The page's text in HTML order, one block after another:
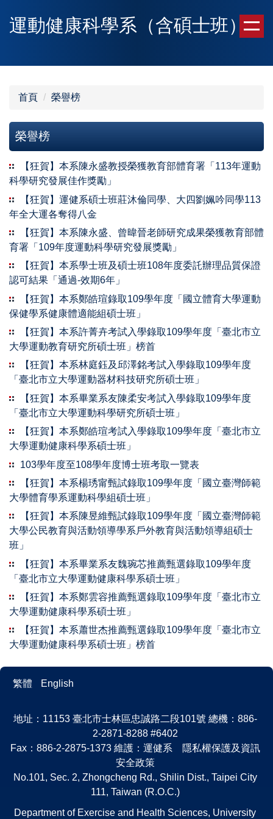
到
內
運動健康科學系（含碩士班）
首頁 榮譽榜
榮譽榜
【狂賀】本系陳永盛教授榮獲教育部體育署「113年運動
科學研究發展佳作獎勵」
【狂賀】運健系碩士班莊沐倫同學、大四劉姵吟同學113
年全大運各奪得八金
【狂賀】本系陳永盛、曾暐晉老師研究成果榮獲教育部體
育署「109年度運動科學研究發展獎勵」
【狂賀】本系學士班及碩士班108年度委託辦理品質保證
認可結果「通過-效期6年」
【狂賀】本系鄭皓瑄錄取109學年度「國立體育大學運動
保健學系健康體適能組碩士班」
【狂賀】本系許菁卉考試入學錄取109學年度「臺北市立
大學運動教育研究所碩士班」榜首
【狂賀】本系林庭鈺及邱澤銘考試入學錄取109學年度
「臺北市立大學運動器材科技研究所碩士班」
【狂賀】本系畢業系友陳柔安考試入學錄取109學年度
「臺北市立大學運動科學研究所碩士班」
【狂賀】本系鄭皓瑄考試入學錄取109學年度「臺北市立
大學運動健康科學系碩士班」
103學年度至108學年度博士班考取一覽表
【狂賀】本系楊琇甯甄試錄取109學年度「國立臺灣師範
大學體育學系運動科學組碩士班」
【狂賀】本系陳昱維甄試錄取109學年度「國立臺灣師範
大學公民教育與活動領導學系戶外教育與活動領導組碩士
班」
【狂賀】本系畢業系友魏琬芯推薦甄選錄取109學年度
「臺北市立大學運動健康科學系碩士班」
【狂賀】本系鄭雲容推薦甄選錄取109學年度「臺北市立
大學運動健康科學系碩士班」
【狂賀】本系蕭世杰推薦甄選錄取109學年度「臺北市立
大學運動健康科學系碩士班」榜首
繁體 English
地址：11153 臺北市士林區忠誠路二段101號 總機：886-
2-2871-8288 #6402
Fax：886-2-2875-1373 維護：運健系 隱私權保護及資訊
安全政策
No.101, Sec. 2, Zhongcheng Rd., Shilin Dist., Taipei City
111, Taiwan (R.O.C.)
Department of Exercise and Health Sciences, University